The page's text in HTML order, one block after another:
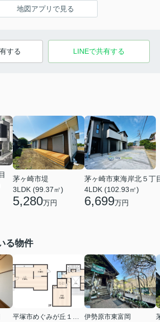
地図アプリで見る
する LINEで共有する
茅ヶ崎市堤
3LDK (99.37㎡)
5,280万円
茅ヶ崎市東海岸北５丁
4LDK (102.93㎡)
6,699万円
る物件
平塚市めぐみが丘１丁目
伊勢原市東富岡